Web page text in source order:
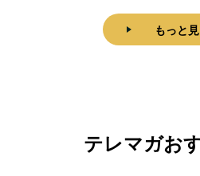
もっと
テレマガお